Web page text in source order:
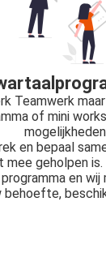
Teamwerk
of mini
en bepaal
geholpen
en wij
behoefte,